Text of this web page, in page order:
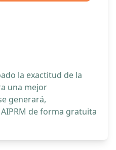
la exactitud de la
una mejor
generará,
de forma gratuita